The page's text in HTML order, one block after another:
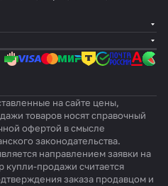
на сайте цены,
товаров носят справочный
офертой в смысле
законодательства.
направлением заявки на
купли-продажи считается
заказа продавцом и